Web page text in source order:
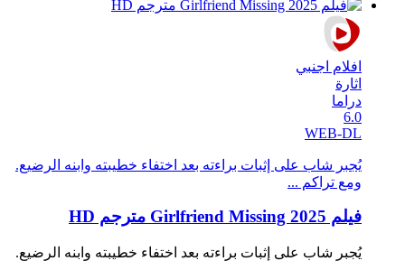
افلام اجنبي
اثارة
دراما
6.0
WEB-DL
يُجبر شاب على إثبات براءته بعد اختفاء خطيبته وابنه الرضيع.
ومع تراكم ...
فيلم Girlfriend Missing 2025 مترجم HD
يُجبر شاب على إثبات براءته بعد اختفاء خطيبته وابنه الرضيع.